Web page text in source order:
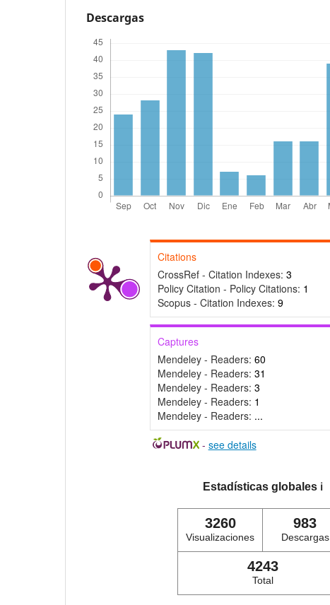
Descargas
Citations
CrossRef - Citation Indexes: 3
Policy Citation - Policy Citations: 1
Scopus - Citation Indexes: 9
Captures
Mendeley - Readers: 60
Mendeley - Readers: 31
Mendeley - Readers: 3
Mendeley - Readers: 1
Mendeley - Readers: ...
- see details
Estadísticas globales ℹ️
3260
Visualizaciones
983
Descargas
4243
Total